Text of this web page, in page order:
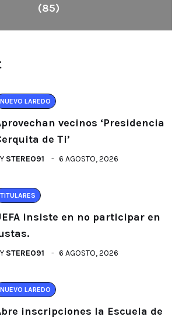
(85)
NUEVO LAREDO
vecinos ‘Presidencia
de Ti’
STEREO91 6 AGOSTO, 2026
TITULARES
insiste en no participar en
STEREO91 6 AGOSTO, 2026
NUEVO LAREDO
inscripciones la Escuela de